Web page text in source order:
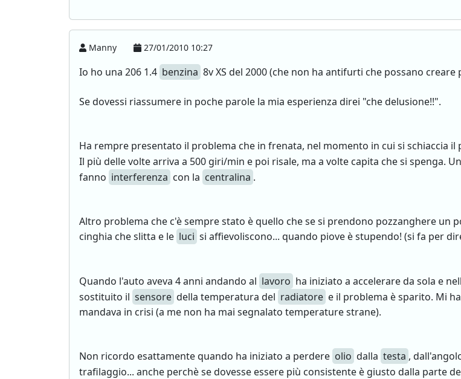
Manny 27/01/2010 10:27
Io ho una 206 1.4 benzina 8v XS del 2000 (che non ha antifurti che possano creare
Se dovessi riassumere in poche parole la mia esperienza direi "che delusione!!".
Ha rempre presentato il problema che in frenata, nel momento in cui si schiaccia il
Il più delle volte arriva a 500 giri/min e poi risale, ma a volte capita che si spenga.
fanno interferenza con la centralina .
Altro problema che c'è sempre stato è quello che se si prendono pozzanghere un
cinghia che slitta e le luci si affievoliscono... quando piove è stupendo! (si fa per
Quando l'auto aveva 4 anni andando al lavoro ha iniziato a accelerare da sola e
sostituito il sensore della temperatura del radiatore e il problema è sparito. Mi
mandava in crisi (a me non ha mai segnalato temperature strane).
Non ricordo esattamente quando ha iniziato a perdere olio dalla testa ,
trafilaggio... anche perchè se dovesse essere più consistente è giusto dalla parte